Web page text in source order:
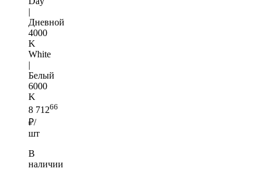
|
Дневной
4000
K
White
|
Белый
6000
K
8 71266
₽/
шт
В
наличии